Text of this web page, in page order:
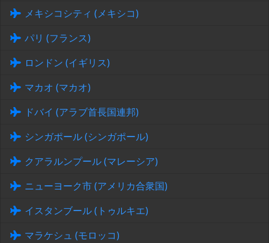
メキシコシティ (メキシコ)
パリ (フランス)
ロンドン (イギリス)
マカオ (マカオ)
ドバイ (アラブ首長国連邦)
シンガポール (シンガポール)
クアラルンプール (マレーシア)
ニューヨーク市 (アメリカ合衆国)
イスタンブール (トゥルキエ)
マラケシュ (モロッコ)